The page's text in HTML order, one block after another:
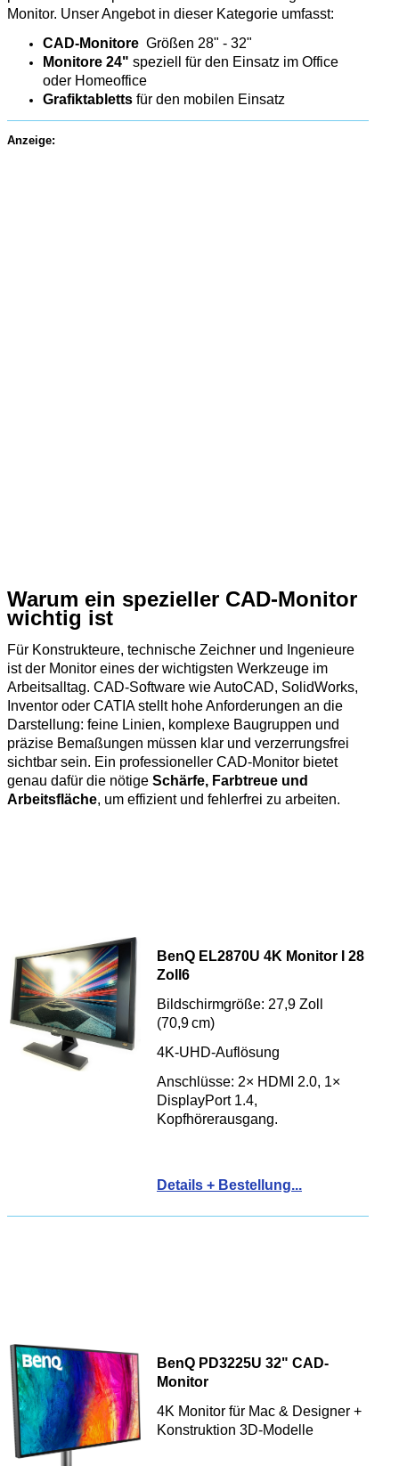
Monitor. Unser Angebot in dieser Kategorie umfasst:
CAD-Monitore Größen 28" - 32"
Monitore 24" speziell für den Einsatz im Office
oder Homeoffice
Grafiktabletts für den mobilen Einsatz
Anzeige:
Warum ein spezieller CAD‑Monitor
wichtig ist
Für Konstrukteure, technische Zeichner und Ingenieure
ist der Monitor eines der wichtigsten Werkzeuge im
Arbeitsalltag. CAD‑Software wie AutoCAD, SolidWorks,
Inventor oder CATIA stellt hohe Anforderungen an die
Darstellung: feine Linien, komplexe Baugruppen und
präzise Bemaßungen müssen klar und verzerrungsfrei
sichtbar sein. Ein professioneller CAD‑Monitor bietet
genau dafür die nötige Schärfe, Farbtreue und
Arbeitsfläche, um effizient und fehlerfrei zu arbeiten.
BenQ EL2870U 4K Monitor I 28
Zoll6
Bildschirmgröße: 27,9 Zoll
(70,9 cm)
4K-UHD-Auflösung
Anschlüsse: 2× HDMI 2.0, 1×
DisplayPort 1.4,
Kopfhörerausgang.
Details + Bestellung...
BenQ PD3225U 32" CAD-
Monitor
4K Monitor für Mac & Designer +
Konstruktion 3D-Modelle